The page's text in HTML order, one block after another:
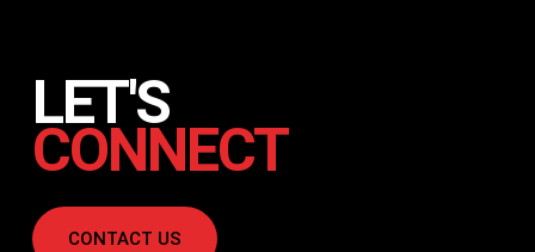
LET'S
CONNECT
CONTACT US